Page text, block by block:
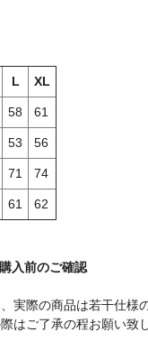
L XL
58 61
53 56
71 74
61 62
入前のご確認
実際の商品は若干仕様
はご了承の程お願い致